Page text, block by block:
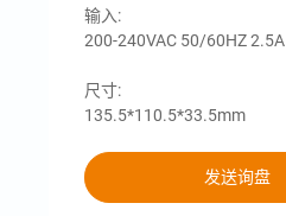
输入:
200-240VAC 50/60HZ 2.5A
尺寸:
135.5*110.5*33.5mm
发送询盘